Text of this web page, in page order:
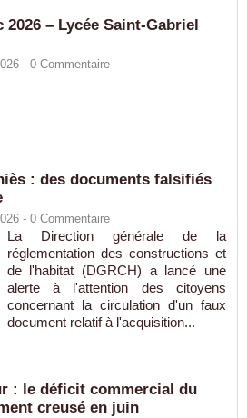
– Lycée Saint-Gabriel
- 0 Commentaire
: des documents falsifiés
- 0 Commentaire
La Direction générale de la
réglementation des constructions et
de l'habitat (DGRCH) a lancé une
alerte à l'attention des citoyens
concernant la circulation d'un faux
document relatif à l'acquisition...
: le déficit commercial du
creusé en juin